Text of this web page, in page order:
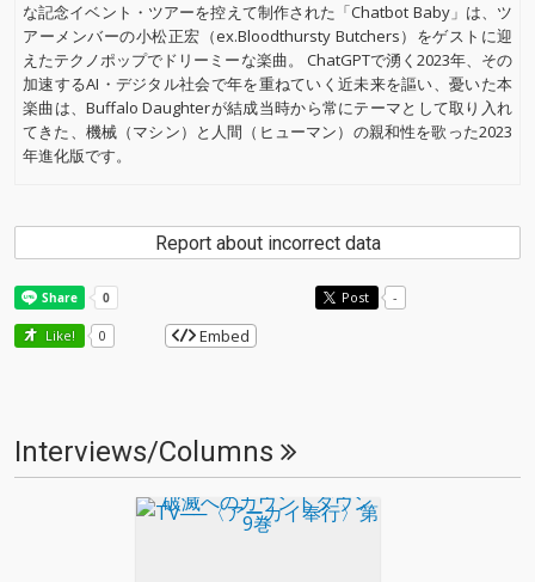
な記念イベント・ツアーを控えて制作された「Chatbot Baby」は、ツ
アーメンバーの小松正宏（ex.Bloodthursty Butchers）をゲストに迎
えたテクノポップでドリーミーな楽曲。 ChatGPTで湧く2023年、その
加速するAI・デジタル社会で年を重ねていく近未来を謳い、憂いた本
楽曲は、Buffalo Daughterが結成当時から常にテーマとして取り入れ
てきた、機械（マシン）と人間（ヒューマン）の親和性を歌った2023
年進化版です。
Report about incorrect data
Post -
Like! 0 Embed
Interviews/Columns